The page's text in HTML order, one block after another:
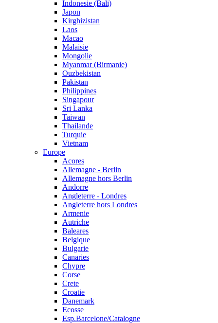
Indonesie (Bali)
Japon
Kirghizistan
Laos
Macao
Malaisie
Mongolie
Myanmar (Birmanie)
Ouzbekistan
Pakistan
Philippines
Singapour
Sri Lanka
Taiwan
Thailande
Turquie
Vietnam
Europe
Acores
Allemagne - Berlin
Allemagne hors Berlin
Andorre
Angleterre - Londres
Angleterre hors Londres
Armenie
Autriche
Baleares
Belgique
Bulgarie
Canaries
Chypre
Corse
Crete
Croatie
Danemark
Ecosse
Esp.Barcelone/Catalogne